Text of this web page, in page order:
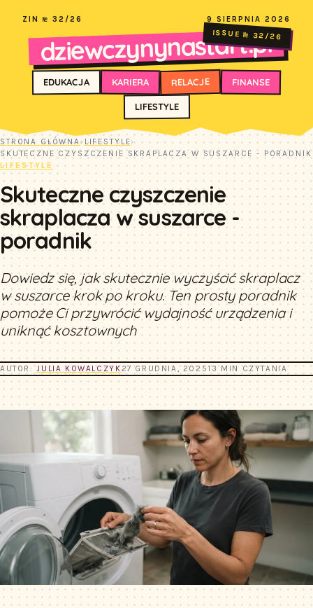
ZIN № 32/26 9 SIERPNIA 2026
dziewczynynastart.pl
ISSUE № 32/26
EDUKACJA KARIERA RELACJE FINANSE
LIFESTYLE
STRONA GŁÓWNA› LIFESTYLE›
SKUTECZNE CZYSZCZENIE SKRAPLACZA W SUSZARCE - PORADNIK
LIFESTYLE
Skuteczne czyszczenie
skraplacza w suszarce -
poradnik
Dowiedz się, jak skutecznie wyczyścić skraplacz
w suszarce krok po kroku. Ten prosty poradnik
pomoże Ci przywrócić wydajność urządzenia i
uniknąć kosztownych
AUTOR:JULIA KOWALCZYK 27 GRUDNIA, 2025 13 MIN CZYTANIA